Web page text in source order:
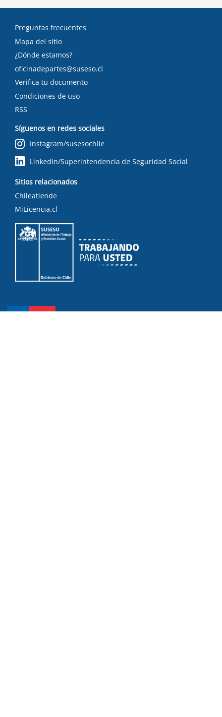
Preguntas frecuentes
Mapa del sitio
¿Dónde estamos?
oficinadepartes@suseso.cl
Verifica tu documento
Condiciones de uso
RSS
Síguenos en redes sociales
Instagram/susesochile
Linkedin/Superintendencia de Seguridad Social
Sitios relacionados
Chileatiende
MiLicencia.cl